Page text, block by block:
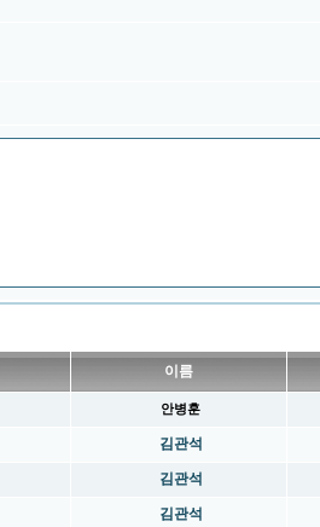
이름
안병훈
김관석
김관석
김관석